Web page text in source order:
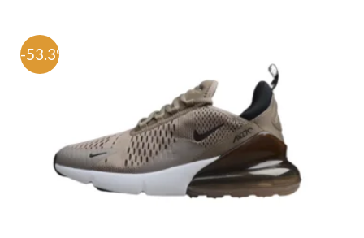
-53.3%